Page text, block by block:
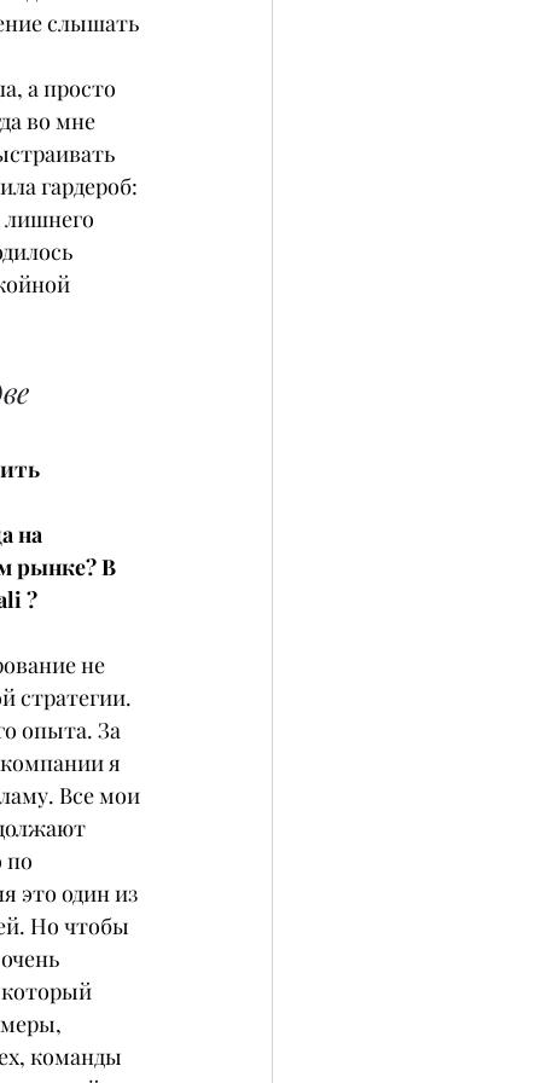
слышать
а просто
во мне
гардероб:
лишнего
на
рынке? В
?
не
стратегии.
опыта. За
я
Все мои
по
это один из
Но чтобы
команды